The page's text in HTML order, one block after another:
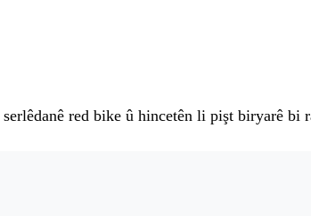
red bike û hincetên li pişt biryarê bi